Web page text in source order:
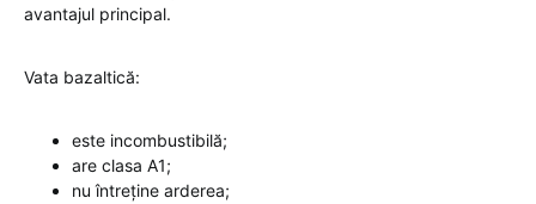
avantajul principal.
Vata bazaltică:
este incombustibilă;
are clasa A1;
nu întreține arderea;